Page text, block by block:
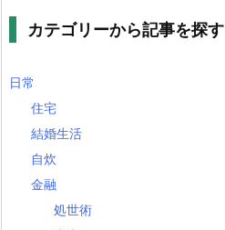
カテゴリーから記事を探す
日常
住宅
結婚生活
自炊
金融
処世術